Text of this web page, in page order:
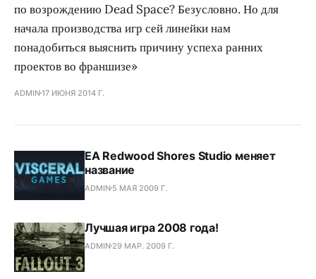
по возрождению Dead Space? Безусловно. Но для
начала производства игр сей линейки нам
понадобиться выяснить причину успеха ранних
проектов во франшизе»
ADMIN17 ИЮНЯ 2014 Г.
EA Redwood Shores Studio меняет
название
ADMIN 5 МАЯ 2009 Г.
Лучшая игра 2008 года!
ADMIN 29 МАР. 2009 Г.